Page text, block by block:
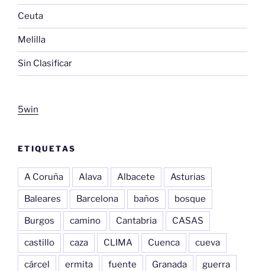
Ceuta
Melilla
Sin Clasificar
5win
ETIQUETAS
A Coruña Alava Albacete Asturias
Baleares Barcelona baños bosque
Burgos camino Cantabria CASAS
castillo caza CLIMA Cuenca cueva
cárcel ermita fuente Granada guerra